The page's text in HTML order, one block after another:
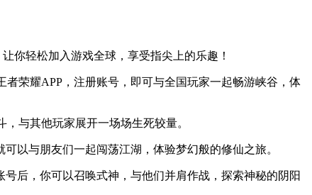
你轻松加入游戏全球，享受指尖上的乐趣！
荣耀APP，注册账号，即可与全国玩家一起畅游峡谷，体
与其他玩家展开一场场生死较量。
以与朋友们一起闯荡江湖，体验梦幻般的修仙之旅。
后，你可以召唤式神，与他们并肩作战，探索神秘的阴阳